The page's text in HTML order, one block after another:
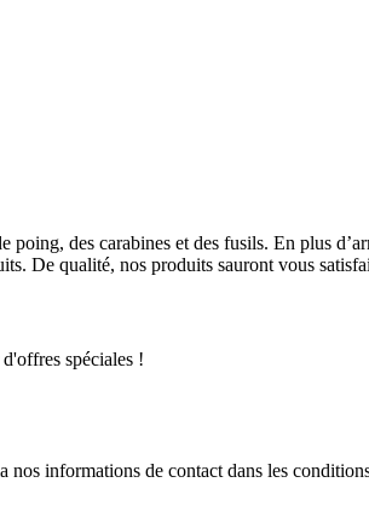
des carabines et des fusils. En plus
De qualité, nos produits sauront vous
spéciales !
informations de contact dans les